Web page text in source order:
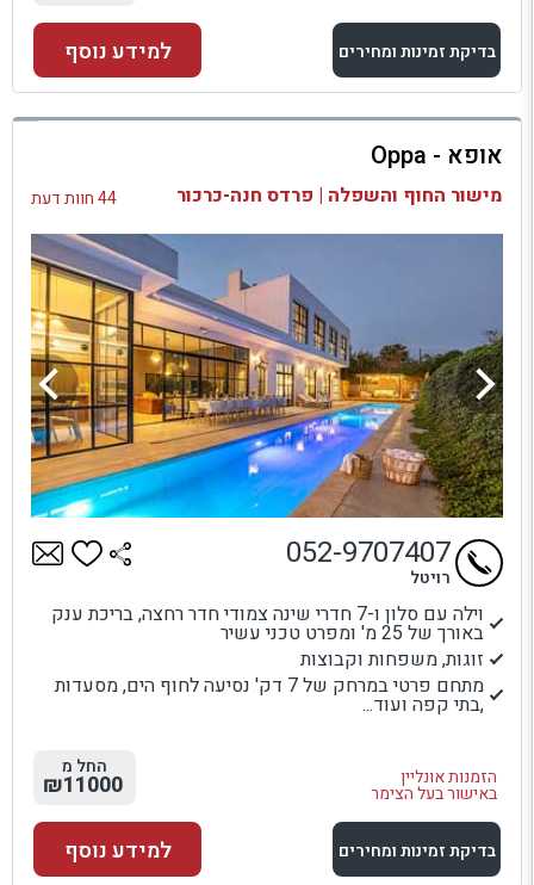
בדיקת זמינות ומחירים
למתחם זה
בדיקת זמינות ומחירים
למידע נוסף
אופא - Oppa
מישור החוף והשפלה | פרדס חנה-כרכור 44 חוות דעת
וילה עם סלון ו-7 חדרי שינה צמודי חדר רחצה, בריכת ענק
באורך של 25 מ' ומפרט טכני עשיר
זוגות, משפחות וקבוצות
מתחם פרטי במרחק של 7 דק' נסיעה לחוף הים, מסעדות
,בתי קפה ועוד...
הזמנות אונליין
באישור בעל הצימר
052-9707407
רויטל
החל מ
₪11000
בדיקת זמינות ומחירים למידע נוסף